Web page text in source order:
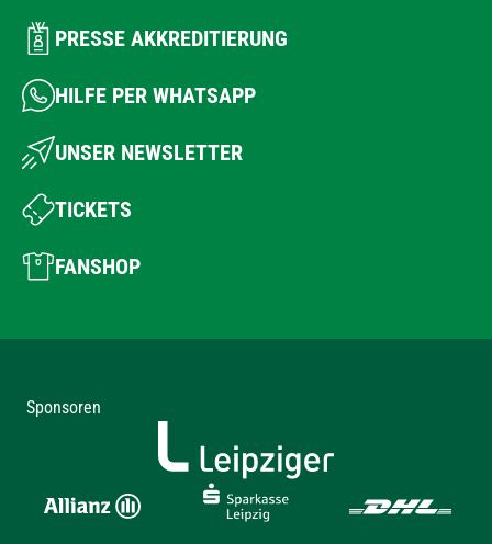
PRESSE AKKREDITIERUNG
HILFE PER WHATSAPP
UNSER NEWSLETTER
TICKETS
FANSHOP
Sponsoren